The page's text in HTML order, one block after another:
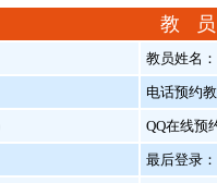
教
教员姓名
电话预约
QQ在线预
最后登录